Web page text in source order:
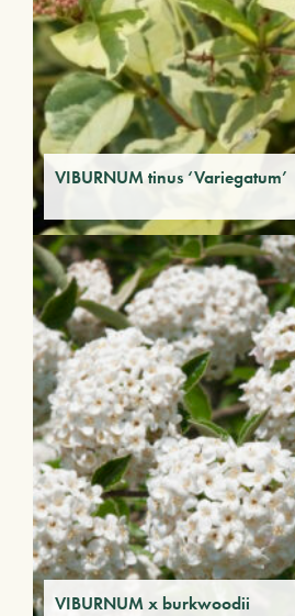
VIBURNUM tinus ‘Variegatum’
VIBURNUM x burkwoodii